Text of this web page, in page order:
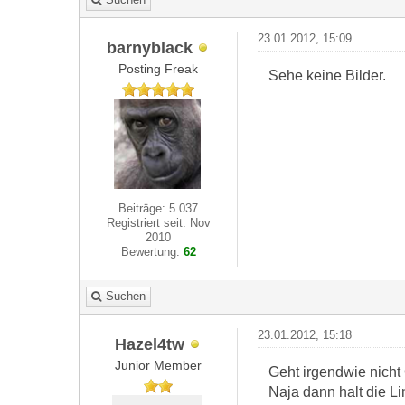
barnyblack
Posting Freak
Beiträge: 5.037
Registriert seit: Nov
2010
Bewertung: 62
23.01.2012, 15:09
Sehe keine Bilder.
Suchen
Hazel4tw
Junior Member
23.01.2012, 15:18
Geht irgendwie nicht
Naja dann halt die